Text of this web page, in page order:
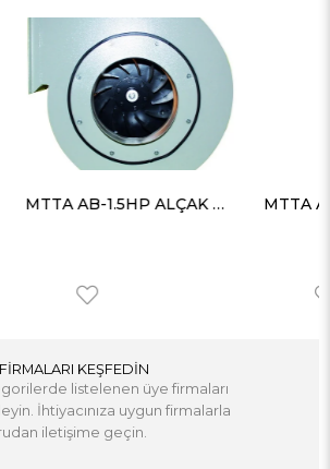
MTTA AB-1.5HP ALÇAK BASINÇLI SALYANGOZ FAN 4300 m³h 60 mmSS MTTA AB-2HP ALÇAK BASINÇLI SALYANGOZ FAN 5700 m³h 70 mmSS
KEŞFEDİN
listelenen üye firmaları
İhtiyacınıza uygun firmalarla
iletişime geçin.